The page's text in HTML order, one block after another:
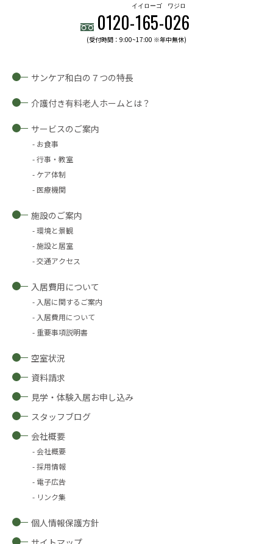
0120-165
イイローゴ
-026
ワジロ
(受付時間：9:00~17:00 ※年中無休)
サンケア和白の７つの特長
介護付き有料老人ホームとは？
サービスのご案内
お食事
行事・教室
ケア体制
医療機関
施設のご案内
環境と景観
施設と居室
交通アクセス
入居費用について
入居に関するご案内
入居費用について
重要事項説明書
空室状況
資料請求
見学・体験入居お申し込み
スタッフブログ
会社概要
会社概要
採用情報
電子広告
リンク集
個人情報保護方針